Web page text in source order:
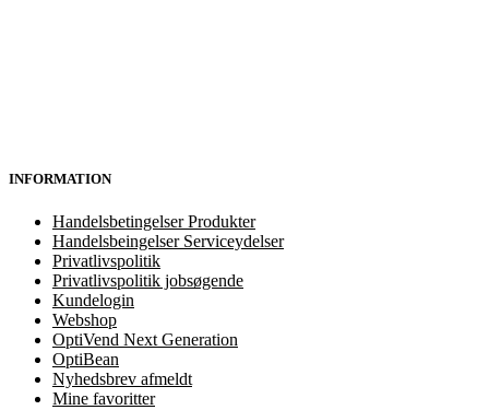
INFORMATION
Handelsbetingelser Produkter
Handelsbeingelser Serviceydelser
Privatlivspolitik
Privatlivspolitik jobsøgende
Kundelogin
Webshop
OptiVend Next Generation
OptiBean
Nyhedsbrev afmeldt
Mine favoritter